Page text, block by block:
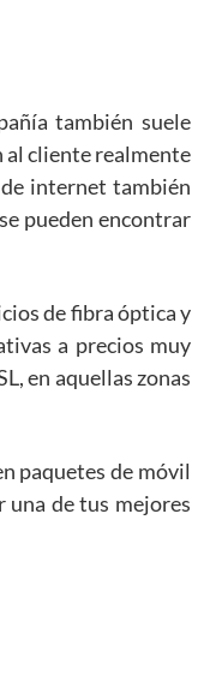
también suele
al cliente realmente
internet también
pueden encontrar
de fibra óptica y
a precios muy
en aquellas zonas
paquetes de móvil
una de tus mejores